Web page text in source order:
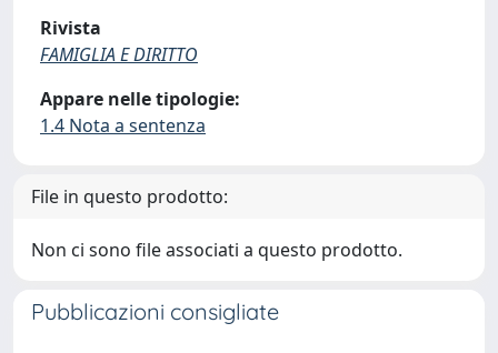
Rivista
FAMIGLIA E DIRITTO
Appare nelle tipologie:
1.4 Nota a sentenza
File in questo prodotto:
Non ci sono file associati a questo prodotto.
Pubblicazioni consigliate